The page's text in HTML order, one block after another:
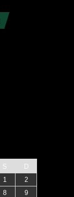
S
D
1
2
8
9